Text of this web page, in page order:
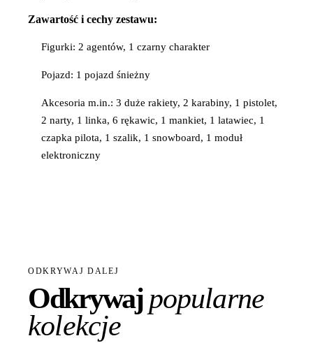
Zawartość i cechy zestawu:
Figurki: 2 agentów, 1 czarny charakter
Pojazd: 1 pojazd śnieżny
Akcesoria m.in.: 3 duże rakiety, 2 karabiny, 1 pistolet,
2 narty, 1 linka, 6 rękawic, 1 mankiet, 1 latawiec, 1
czapka pilota, 1 szalik, 1 snowboard, 1 moduł
elektroniczny
ODKRYWAJ DALEJ
Odkrywajpopularne
kolekcje